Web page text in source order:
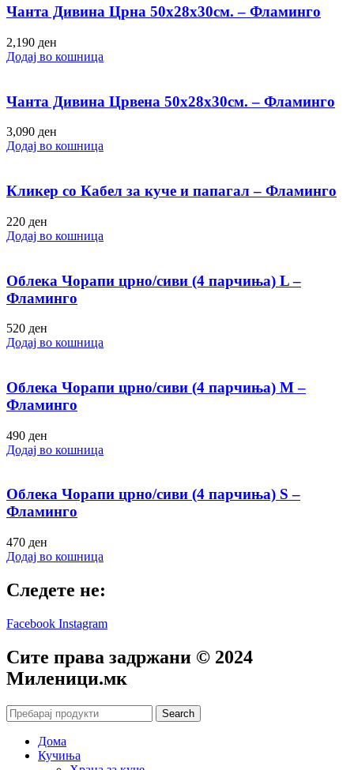
Чанта Дивина Црна 50х28х30см. – Фламинго
2,190 ден
Додај во кошница
Чанта Дивина Црвена 50х28х30см. – Фламинго
3,090 ден
Додај во кошница
Кликер со Кабел за куче и папагал – Фламинго
220 ден
Додај во кошница
Облека Чорапи црно/сиви (4 парчиња) L –
Фламинго
520 ден
Додај во кошница
Облека Чорапи црно/сиви (4 парчиња) M –
Фламинго
490 ден
Додај во кошница
Облека Чорапи црно/сиви (4 парчиња) S –
Фламинго
470 ден
Додај во кошница
Следете не:
Facebook Instagram
Сите права задржани © 2024
Mиленици.мк
Search
Дома
Кучиња